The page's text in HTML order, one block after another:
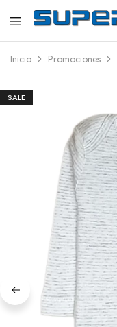
SuperMarkas
Ropa
con
Inicio Promociones
SALE